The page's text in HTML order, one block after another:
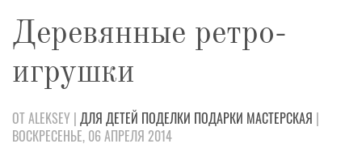
Деревянные ретро-
игрушки
ОТ ALEKSEY | ДЛЯ ДЕТЕЙ ПОДЕЛКИ ПОДАРКИ МАСТЕРСКАЯ |
ВОСКРЕСЕНЬЕ, 06 АПРЕЛЯ 2014